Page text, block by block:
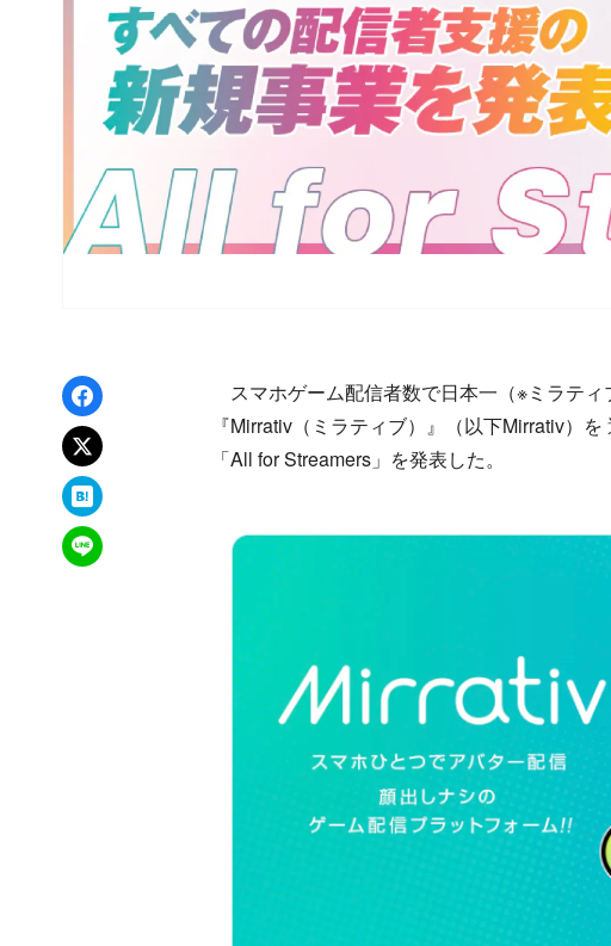
Facebookでシェア
xでポスト
はてなブックマーク
LINEで送る
スマホゲーム配信者数で日本一（※ミラテ
『Mirrativ（ミラティブ）』（以下Mirrativ）
「All for Streamers」を発表した。